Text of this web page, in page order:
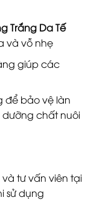
Trắng Da Tế
và vỗ nhẹ
giúp các
để bảo vệ làn
dưỡng chất nuôi
tư vấn viên tại
sử dụng